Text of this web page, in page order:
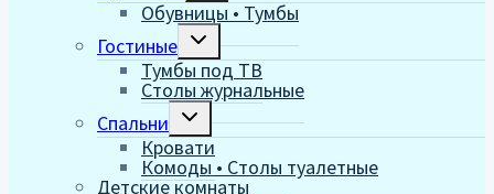
меню
Обувницы • Тумбы
Гостиные
Переключить
дочернее
меню
Тумбы под ТВ
Столы журнальные
Спальни
Переключить
дочернее
меню
Кровати
Комоды • Столы туалетные
Детские комнаты